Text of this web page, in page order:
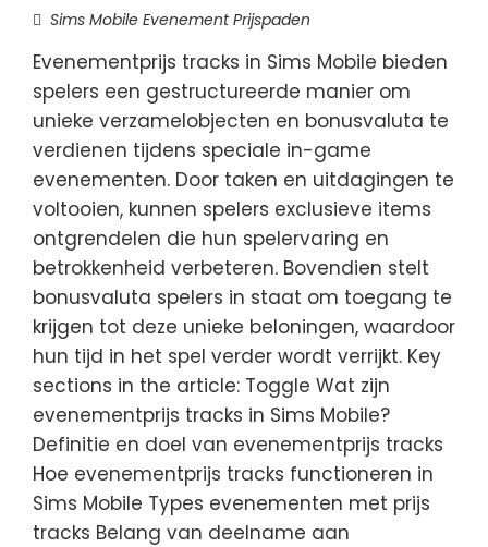
Sims Mobile Evenement Prijspaden
Evenementprijs tracks in Sims Mobile bieden
spelers een gestructureerde manier om
unieke verzamelobjecten en bonusvaluta te
verdienen tijdens speciale in-game
evenementen. Door taken en uitdagingen te
voltooien, kunnen spelers exclusieve items
ontgrendelen die hun spelervaring en
betrokkenheid verbeteren. Bovendien stelt
bonusvaluta spelers in staat om toegang te
krijgen tot deze unieke beloningen, waardoor
hun tijd in het spel verder wordt verrijkt. Key
sections in the article: Toggle Wat zijn
evenementprijs tracks in Sims Mobile?
Definitie en doel van evenementprijs tracks
Hoe evenementprijs tracks functioneren in
Sims Mobile Types evenementen met prijs
tracks Belang van deelname aan